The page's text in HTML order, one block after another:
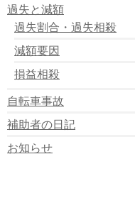
過失と減額
過失割合・過失相殺
減額要因
損益相殺
自転車事故
補助者の日記
お知らせ